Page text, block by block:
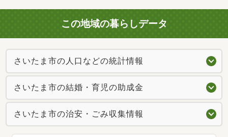
この地域の暮らしデータ
さいたま市の人口などの統計情報
さいたま市の結婚・育児の助成金
さいたま市の治安・ごみ収集情報